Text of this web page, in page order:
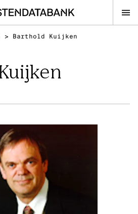
> Barthold Kuijken